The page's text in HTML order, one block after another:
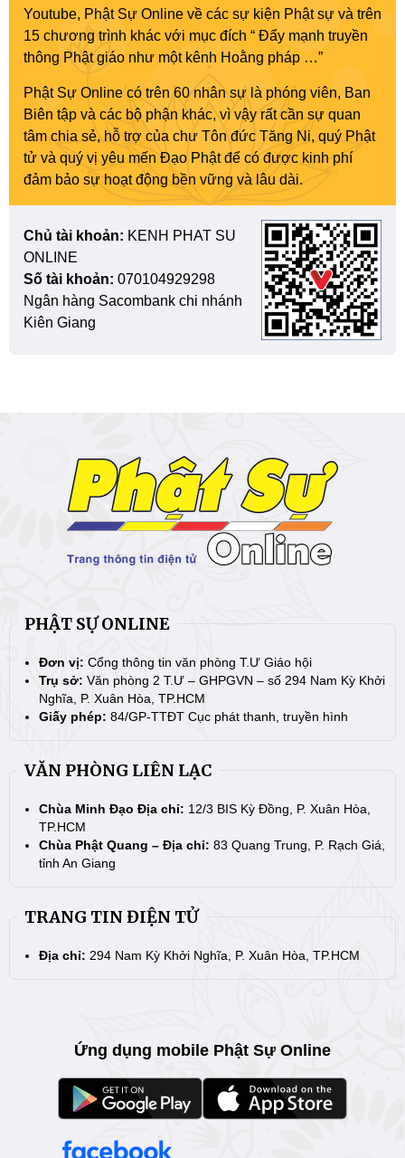
Youtube, Phật Sự Online về các sự kiện Phật sự và trên
15 chương trình khác với mục đích “ Đẩy mạnh truyền
thông Phật giáo như một kênh Hoằng pháp …”
Phật Sự Online có trên 60 nhân sự là phóng viên, Ban
Biên tập và các bộ phận khác, vì vậy rất cần sự quan
tâm chia sẻ, hỗ trợ của chư Tôn đức Tăng Ni, quý Phật
tử và quý vị yêu mến Đạo Phật để có được kinh phí
đảm bảo sự hoạt động bền vững và lâu dài.
Chủ tài khoản: KENH PHAT SU
ONLINE
Số tài khoản: 070104929298
Ngân hàng Sacombank chi nhánh
Kiên Giang
PHẬT SỰ ONLINE
Đơn vị: Cổng thông tin văn phòng T.Ư Giáo hội
Trụ sở: Văn phòng 2 T.Ư – GHPGVN – số 294 Nam Kỳ Khởi
Nghĩa, P. Xuân Hòa, TP.HCM
Giấy phép: 84/GP-TTĐT Cục phát thanh, truyền hình
VĂN PHÒNG LIÊN LẠC
Chùa Minh Đạo Địa chỉ: 12/3 BIS Kỳ Đồng, P. Xuân Hòa,
TP.HCM
Chùa Phật Quang – Địa chỉ: 83 Quang Trung, P. Rạch Giá,
tỉnh An Giang
TRANG TIN ĐIỆN TỬ
Địa chỉ: 294 Nam Kỳ Khởi Nghĩa, P. Xuân Hòa, TP.HCM
Ứng dụng mobile Phật Sự Online